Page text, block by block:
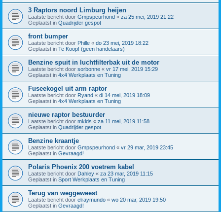
3 Raptors noord Limburg heijen
Laatste bericht door Gmpspeurhond « za 25 mei, 2019 21:22
Geplaatst in Quadrijder gespot
front bumper
Laatste bericht door Phille « do 23 mei, 2019 18:22
Geplaatst in Te Koop! (geen handelaars)
Benzine spuit in luchtfilterbak uit de motor
Laatste bericht door sorbonne « vr 17 mei, 2019 15:29
Geplaatst in 4x4 Werkplaats en Tuning
Fuseekogel uit arm raptor
Laatste bericht door Ryand « di 14 mei, 2019 18:09
Geplaatst in 4x4 Werkplaats en Tuning
nieuwe raptor bestuurder
Laatste bericht door mklds « za 11 mei, 2019 11:58
Geplaatst in Quadrijder gespot
Benzine kraantje
Laatste bericht door Gmpspeurhond « vr 29 mar, 2019 23:45
Geplaatst in Gevraagd!
Polaris Phoenix 200 voetrem kabel
Laatste bericht door Dahley « za 23 mar, 2019 11:15
Geplaatst in Sport Werkplaats en Tuning
Terug van weggeweest
Laatste bericht door elraymundo « wo 20 mar, 2019 19:50
Geplaatst in Gevraagd!